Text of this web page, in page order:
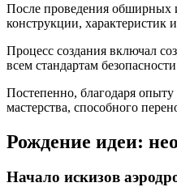
После проведения обширных
конструкции,
Процесс создания включал
всем стандартам
Постепенно, благодаря
мастерства, способного
Рождение идеи:
Начало искизов